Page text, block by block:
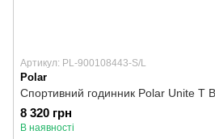
Артикул: PL-900108443-S/L
Polar
Спортивний годинник Polar Unite T
8 320 грн
В наявності